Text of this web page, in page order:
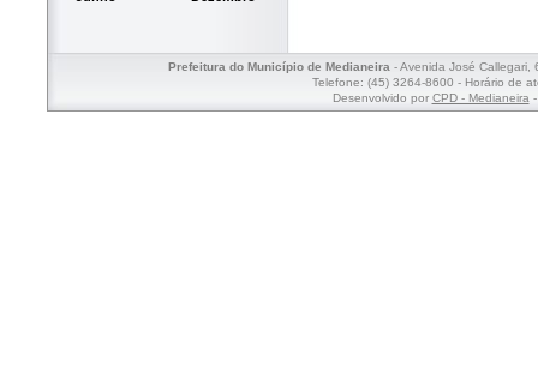
Prefeitura do Município de Medianeira- Avenida José Callegari,
Telefone: (45) 3264-8600 - Horário de
Desenvolvido por CPD - Medianeira-